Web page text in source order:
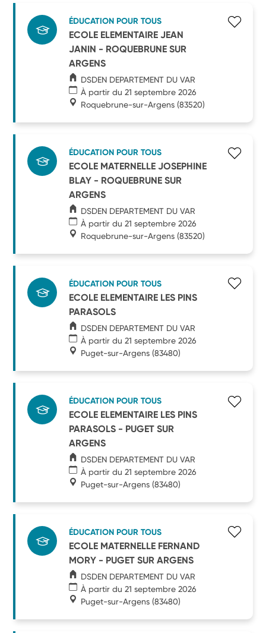
ÉDUCATION POUR TOUS
ECOLE ELEMENTAIRE JEAN
JANIN - ROQUEBRUNE SUR
ARGENS
DSDEN DEPARTEMENT DU VAR
À partir du 21 septembre 2026
Roquebrune-sur-Argens (83520)
ÉDUCATION POUR TOUS
ECOLE MATERNELLE JOSEPHINE
BLAY - ROQUEBRUNE SUR
ARGENS
DSDEN DEPARTEMENT DU VAR
À partir du 21 septembre 2026
Roquebrune-sur-Argens (83520)
ÉDUCATION POUR TOUS
ECOLE ELEMENTAIRE LES PINS
PARASOLS
DSDEN DEPARTEMENT DU VAR
À partir du 21 septembre 2026
Puget-sur-Argens (83480)
ÉDUCATION POUR TOUS
ECOLE ELEMENTAIRE LES PINS
PARASOLS - PUGET SUR
ARGENS
DSDEN DEPARTEMENT DU VAR
À partir du 21 septembre 2026
Puget-sur-Argens (83480)
ÉDUCATION POUR TOUS
ECOLE MATERNELLE FERNAND
MORY - PUGET SUR ARGENS
DSDEN DEPARTEMENT DU VAR
À partir du 21 septembre 2026
Puget-sur-Argens (83480)